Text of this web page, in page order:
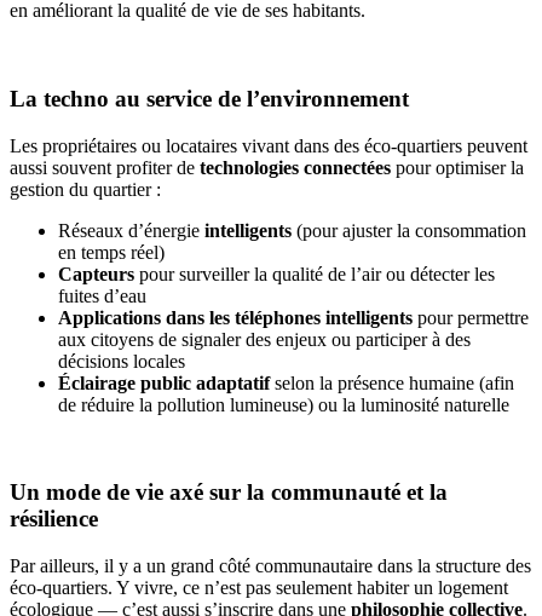
en améliorant la qualité de vie de ses habitants.
La techno au service de l’environnement
Les propriétaires ou locataires vivant dans des éco-quartiers peuvent
aussi souvent profiter de technologies connectées pour optimiser la
gestion du quartier :
Réseaux d’énergie intelligents (pour ajuster la consommation
en temps réel)
Capteurs pour surveiller la qualité de l’air ou détecter les
fuites d’eau
Applications dans les téléphones intelligents pour permettre
aux citoyens de signaler des enjeux ou participer à des
décisions locales
Éclairage public adaptatifselon la présence humaine (afin
de réduire la pollution lumineuse) ou la luminosité naturelle
Un mode de vie axé sur la communauté et la
résilience
Par ailleurs, il y a un grand côté communautaire dans la structure des
éco-quartiers. Y vivre, ce n’est pas seulement habiter un logement
écologique — c’est aussi s’inscrire dans une philosophie collective.